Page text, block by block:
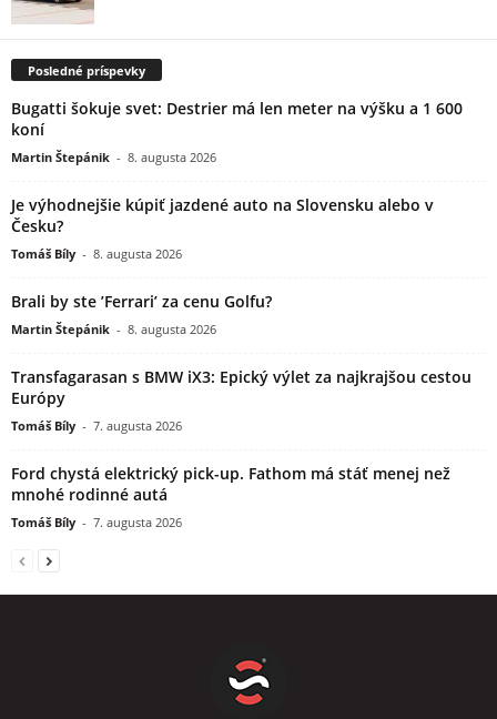
Posledné príspevky
Bugatti šokuje svet: Destrier má len meter na výšku a 1 600
koní
Martin Štepánik - 8. augusta 2026
Je výhodnejšie kúpiť jazdené auto na Slovensku alebo v
Česku?
Tomáš Bíly - 8. augusta 2026
Brali by ste ’Ferrari’ za cenu Golfu?
Martin Štepánik - 8. augusta 2026
Transfagarasan s BMW iX3: Epický výlet za najkrajšou cestou
Európy
Tomáš Bíly - 7. augusta 2026
Ford chystá elektrický pick-up. Fathom má stáť menej než
mnohé rodinné autá
Tomáš Bíly - 7. augusta 2026